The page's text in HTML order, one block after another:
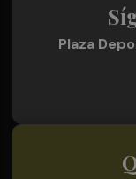
Plaza